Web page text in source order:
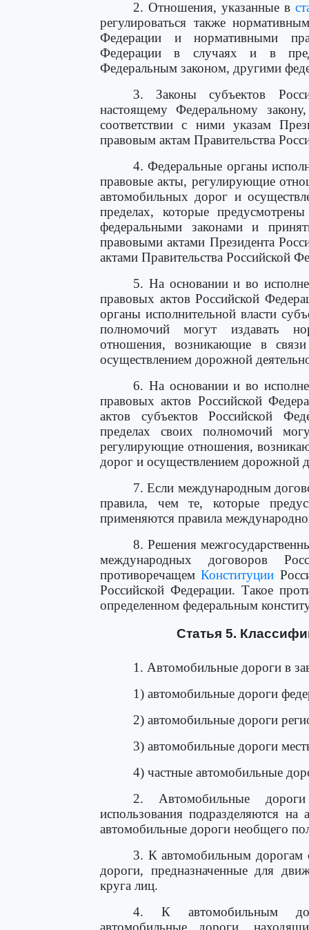
2. Отношения, указанные в
регулироваться также
Федерации и нормативными
Федерации в случаях и в
Федеральным законом, другими
3. Законы субъектов
настоящему Федеральному
соответствии с ними указам
правовым актам Правительства
4. Федеральные органы
правовые акты, регулирующие
автомобильных дорог и
пределах, которые
федеральными законами и
правовыми актами Президента
актами Правительства Российской
5. На основании и во
правовых актов Российской
органы исполнительной власти
полномочий могут издавать
отношения, возникающие в
осуществлением дорожной
6. На основании и во
правовых актов Российской
актов субъектов Российской
пределах своих полномочий
регулирующие отношения,
дорог и осуществлением дорожной
7. Если международным
правила, чем те, которые
применяются правила
8. Решения
международных договоров
противоречащемКонституции
Российской Федерации. Такое
определенном федеральным
Статья 5.
1. Автомобильные дороги в
1) автомобильные дороги
2) автомобильные дороги
3) автомобильные дороги
4) частные автомобильные
2. Автомобильные
использования подразделяются
автомобильные дороги необщего
3. К автомобильным дорогам
дороги, предназначенные для
круга лиц.
4. К автомобильным
автомобильные дороги,